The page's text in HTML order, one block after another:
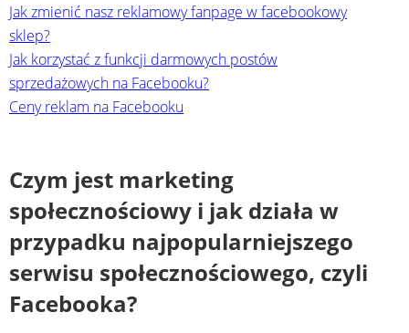
Jak zmienić nasz reklamowy fanpage w facebookowy
sklep?
Jak korzystać z funkcji darmowych postów
sprzedażowych na Facebooku?
Ceny reklam na Facebooku
Czym jest marketing
społecznościowy i jak działa w
przypadku najpopularniejszego
serwisu społecznościowego, czyli
Facebooka?